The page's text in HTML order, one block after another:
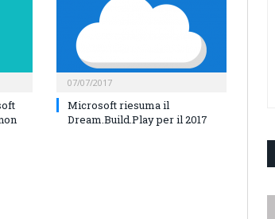
07/07/2017
Microsoft riesuma il
Dream.Build.Play per il 2017